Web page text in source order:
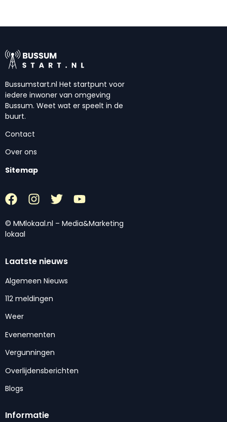
Bussumstart.nl Het startpunt voor
iedere inwoner van omgeving
Bussum. Weet wat er speelt in de
buurt.
Contact
Over ons
Sitemap
© MMlokaal.nl – Media&Marketing
lokaal
Laatste nieuws
Algemeen Nieuws
112 meldingen
Weer
Evenementen
Vergunningen
Overlijdensberichten
Blogs
Informatie